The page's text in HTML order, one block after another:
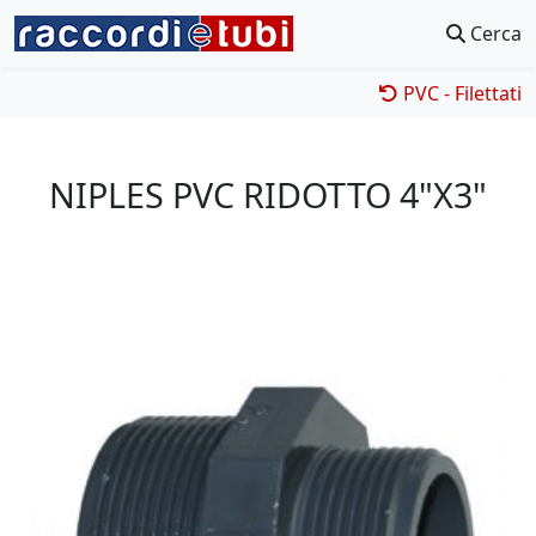
Cerca
PVC - Filettati
NIPLES PVC RIDOTTO 4"X3"